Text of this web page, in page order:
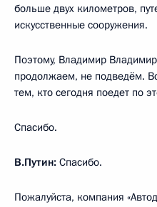
больше двух километров,
искусственные сооружения.
Поэтому, Владимир
продолжаем, не подведём.
тем, кто сегодня поедет по
Спасибо.
В.Путин: Спасибо.
Пожалуйста, компания